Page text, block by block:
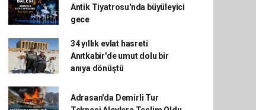
Antik Tiyatrosu'nda büyüleyici
gece
34 yıllık evlat hasreti
Anıtkabir'de umut dolu bir
anıya dönüştü
Adrasan'da Demirli Tur